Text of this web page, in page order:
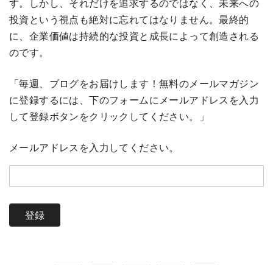
投資という視点も絶対に忘れてはなりません。最終的
に、企業価値は持続的な投資と成長によって創造される
のです。
「毎週、ブログをお届けします！無料のメールマガジン
に登録するには、下のフォームにメールアドレスを入力
して登録ボタンをクリックしてください。」
メールアドレスを入力してください。